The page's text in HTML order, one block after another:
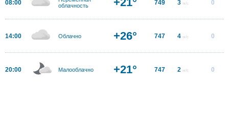
08:00
облачность
749 3 м/с 0
14:00 Облачно +26° 747 4 м/с 0
20:00 Малооблачно +21° 747 2 м/с 0